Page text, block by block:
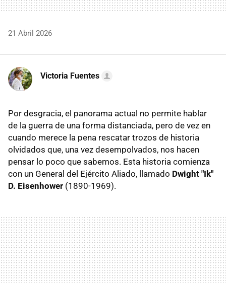
21 Abril 2026
Victoria Fuentes
Por desgracia, el panorama actual no permite hablar
de la guerra de una forma distanciada, pero de vez en
cuando merece la pena rescatar trozos de historia
olvidados que, una vez desempolvados, nos hacen
pensar lo poco que sabemos. Esta historia comienza
con un General del Ejército Aliado, llamado Dwight "Ik"
D. Eisenhower (1890-1969).